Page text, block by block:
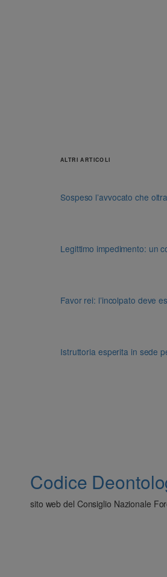
ALTRI ARTICOLI
Sospeso l’avvocato che
Legittimo impedimento: un
Favor rei: l’incolpato deve
Istruttoria esperita in sede
Codice
sito web del Consiglio Nazionale